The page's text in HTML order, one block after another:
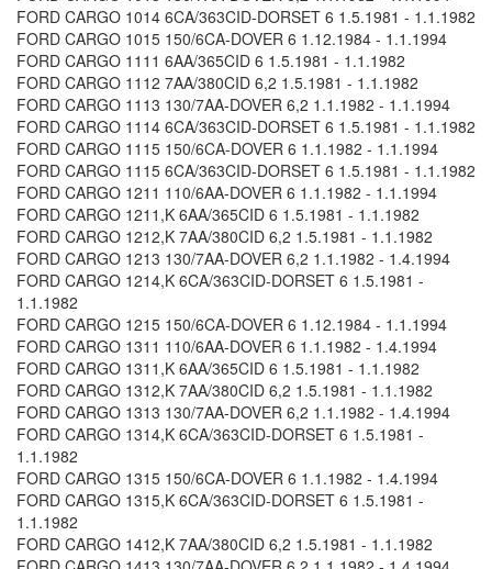
FORD CARGO 1014 6CA/363CID-DORSET 6 1.5.1981 - 1.1.1982
FORD CARGO 1015 150/6CA-DOVER 6 1.12.1984 - 1.1.1994
FORD CARGO 1111 6AA/365CID 6 1.5.1981 - 1.1.1982
FORD CARGO 1112 7AA/380CID 6,2 1.5.1981 - 1.1.1982
FORD CARGO 1113 130/7AA-DOVER 6,2 1.1.1982 - 1.1.1994
FORD CARGO 1114 6CA/363CID-DORSET 6 1.5.1981 - 1.1.1982
FORD CARGO 1115 150/6CA-DOVER 6 1.1.1982 - 1.1.1994
FORD CARGO 1115 6CA/363CID-DORSET 6 1.5.1981 - 1.1.1982
FORD CARGO 1211 110/6AA-DOVER 6 1.1.1982 - 1.1.1994
FORD CARGO 1211,K 6AA/365CID 6 1.5.1981 - 1.1.1982
FORD CARGO 1212,K 7AA/380CID 6,2 1.5.1981 - 1.1.1982
FORD CARGO 1213 130/7AA-DOVER 6,2 1.1.1982 - 1.4.1994
FORD CARGO 1214,K 6CA/363CID-DORSET 6 1.5.1981 -
1.1.1982
FORD CARGO 1215 150/6CA-DOVER 6 1.12.1984 - 1.1.1994
FORD CARGO 1311 110/6AA-DOVER 6 1.1.1982 - 1.4.1994
FORD CARGO 1311,K 6AA/365CID 6 1.5.1981 - 1.1.1982
FORD CARGO 1312,K 7AA/380CID 6,2 1.5.1981 - 1.1.1982
FORD CARGO 1313 130/7AA-DOVER 6,2 1.1.1982 - 1.4.1994
FORD CARGO 1314,K 6CA/363CID-DORSET 6 1.5.1981 -
1.1.1982
FORD CARGO 1315 150/6CA-DOVER 6 1.1.1982 - 1.4.1994
FORD CARGO 1315,K 6CA/363CID-DORSET 6 1.5.1981 -
1.1.1982
FORD CARGO 1412,K 7AA/380CID 6,2 1.5.1981 - 1.1.1982